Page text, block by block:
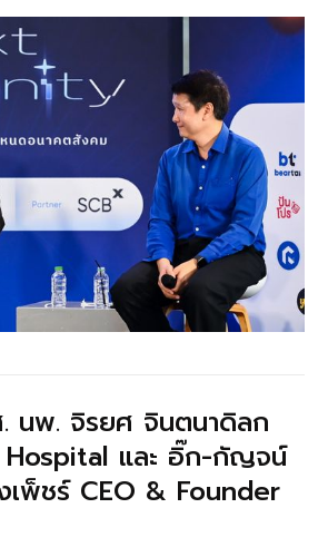
นพ. จิรยศ จินตนาดิลก
Hospital และ อิ๊ก-กัญจน์
เพ็ชร์ CEO & Founder